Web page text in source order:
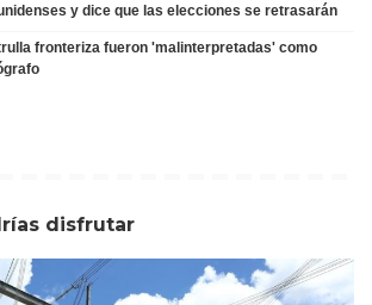
y dice que las elecciones se retrasarán
fronteriza fueron 'malinterpretadas' como
disfrutar